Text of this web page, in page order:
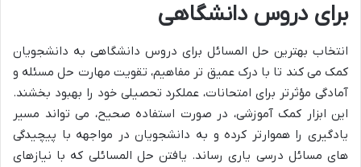
برای دروس دانشگاهی
انتخاب بهترین حل المسائل برای دروس دانشگاهی به دانشجویان
کمک می کند تا با درک عمیق تر مفاهیم، تقویت مهارت حل مسئله و
آمادگی مؤثرتر برای امتحانات، عملکرد تحصیلی خود را بهبود بخشند.
این ابزار کمک آموزشی، در صورت استفاده صحیح، می تواند مسیر
یادگیری را هموارتر کرده و به دانشجویان در مواجهه با پیچیدگی
های مسائل درسی یاری رساند. یافتن حل المسائلی که با نیازهای